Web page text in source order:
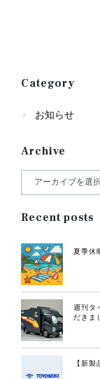
Category
お知らせ
Archive
Recent posts
夏季休
週刊タ
だきま
【新